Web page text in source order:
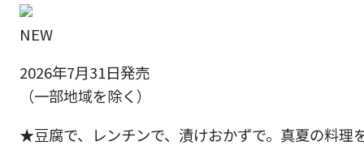
NEW
2026年7月31日発売
（一部地域を除く）
★豆腐で、レンチンで、漬けおかずで。真夏の料理